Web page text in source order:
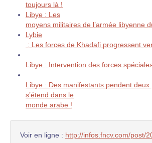
toujours là !
Libye : Les
moyens militaires de l’armée libyenne
Lybie
: Les forces de Khadafi progressent
Libye : Intervention des forces
Libye : Des manifestants pendent
s’étend dans le
monde arabe !
Voir en ligne : http://infos.fncv.com/post/